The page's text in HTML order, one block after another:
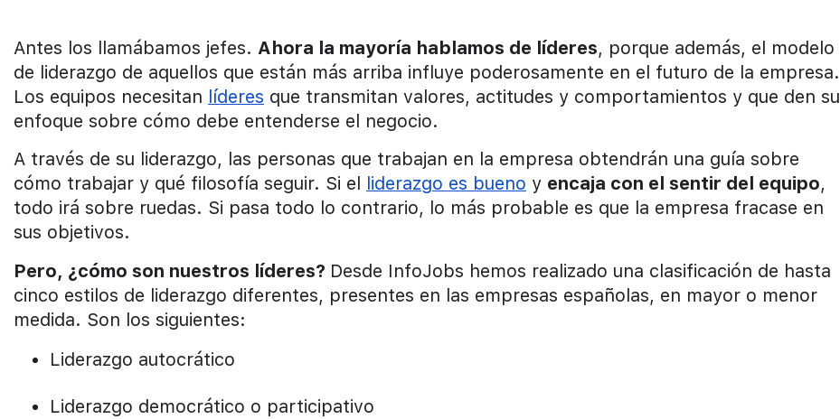
Antes los llamábamos jefes. Ahora la mayoría hablamos de líderes, porque además, el modelo
de liderazgo de aquellos que están más arriba influye poderosamente en el futuro de la empresa.
Los equipos necesitan líderes que transmitan valores, actitudes y comportamientos y que den su
enfoque sobre cómo debe entenderse el negocio.
A través de su liderazgo, las personas que trabajan en la empresa obtendrán una guía sobre
cómo trabajar y qué filosofía seguir. Si el
liderazgo es bueno y encaja con el sentir del equipo,
todo irá sobre ruedas. Si pasa todo lo contrario, lo más probable es que la empresa fracase en
sus objetivos.
Pero, ¿cómo son nuestros líderes? Desde InfoJobs hemos realizado una clasificación de hasta
cinco estilos de liderazgo diferentes, presentes en las empresas españolas, en mayor o menor
medida. Son los siguientes:
Liderazgo autocrático
Liderazgo democrático o participativo